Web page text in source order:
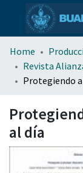
All of DSpace
Home
al día